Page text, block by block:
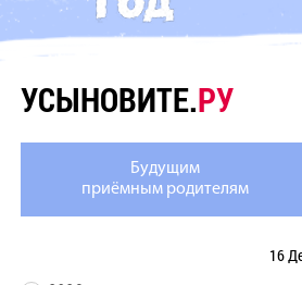
УСЫНОВИТЕ.РУ
Будущим
приёмным родителям
16